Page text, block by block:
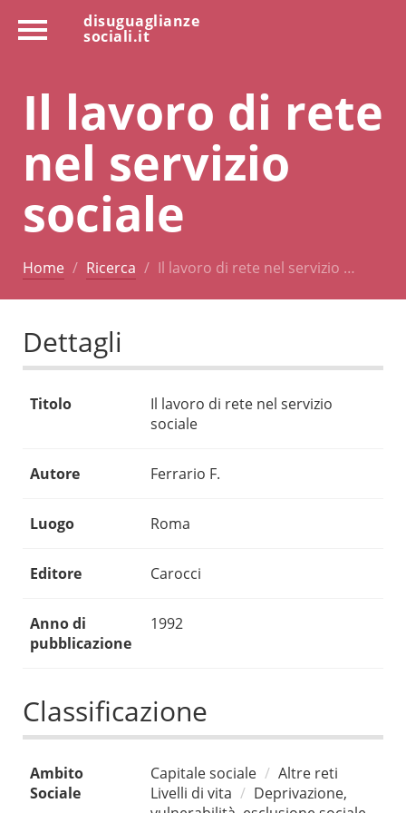
disuguaglianze
sociali.it
Il lavoro di rete
nel servizio
sociale
Home Ricerca Il lavoro di rete nel servizio …
Dettagli
Titolo
Il lavoro di rete nel servizio
sociale
Autore Ferrario F.
Luogo Roma
Editore Carocci
Anno di
pubblicazione
1992
Classificazione
Ambito
Sociale
Capitale sociale
Altre reti
Livelli di vita
Deprivazione,